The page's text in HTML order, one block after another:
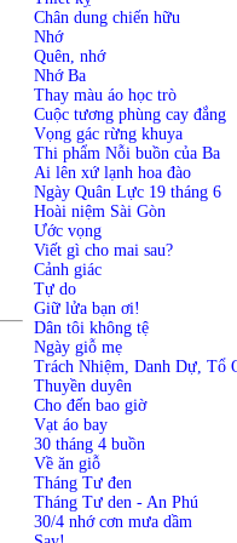
Chân dung chiến hữu
Nhớ
Quên, nhớ
Nhớ Ba
Thay màu áo học trò
Cuộc tương phùng cay đắng
Vọng gác rừng khuya
Thi phẩm Nỗi buồn của Ba
Ai lên xứ lạnh hoa đào
Ngày Quân Lực 19 tháng 6
Hoài niệm Sài Gòn
Ước vọng
Viết gì cho mai sau?
Cảnh giác
Tự do
Giữ lửa bạn ơi!
Dân tôi không tệ
Ngày giỗ mẹ
Trách Nhiệm, Danh Dự, Tổ
Thuyền duyên
Cho đến bao giờ
Vạt áo bay
30 tháng 4 buồn
Về ăn giỗ
Tháng Tư đen
Tháng Tư den - An Phú
30/4 nhớ cơn mưa dầm